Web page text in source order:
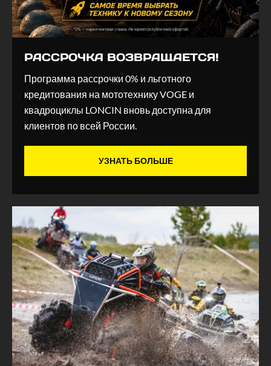
РАССРОЧКА ВОЗВРАЩАЕТСЯ!
Программа рассрочки 0% и льготного
кредитования на мототехнику VOGE и
квадроциклы LONCIN вновь доступна для
клиентов по всей России.
УЗНАТЬ БОЛЬШЕ